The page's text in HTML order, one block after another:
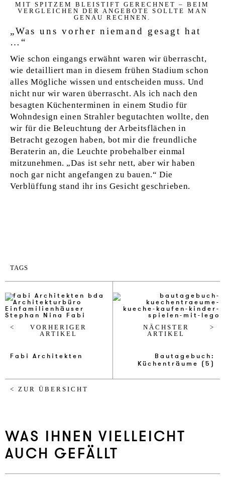
MIT SPITZEM BL­EI­STIFT GE­RECH­NET – BEIM
VER­GLEI­CHEN DER AN­GE­BO­TE SOLL­TE MAN
GE­NAU RECH­NEN.
„Was uns vorher niemand gesagt hat
…“
Wie schon eingangs erwähnt waren wir überrascht,
wie detailliert man in diesem frühen Stadium schon
alles Mögliche wissen und entscheiden muss. Und
nicht nur wir waren überrascht. Als ich nach den
besagten Küchenterminen in einem Studio für
Wohndesign einen Strahler begutachten wollte, den
wir für die Beleuchtung der Arbeitsflächen in
Betracht gezogen haben, bot mir die freundliche
Beraterin an, die Leuchte probehalber einmal
mitzunehmen. „Das ist sehr nett, aber wir haben
noch gar nicht angefangen zu bauen.“ Die
Verblüffung stand ihr ins Gesicht geschrieben.
TAGS
VORHERIGER
ARTIKEL
Fabi Ar­chi­tek­ten
NÄCHSTER
ARTIKEL
Bau­tage­buch:
Küchenträume (5)
< ZUR ÜBERSICHT
WAS IHNEN VIELLEICHT
AUCH GEFÄLLT